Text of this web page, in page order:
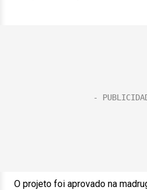
O projeto foi aprovado na